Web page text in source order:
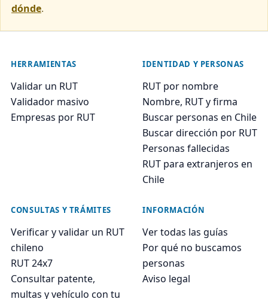
dónde.
HERRAMIENTAS
Validar un RUT
Validador masivo
Empresas por RUT
IDENTIDAD Y PERSONAS
RUT por nombre
Nombre, RUT y firma
Buscar personas en Chile
Buscar dirección por RUT
Personas fallecidas
RUT para extranjeros en
Chile
CONSULTAS Y TRÁMITES
Verificar y validar un RUT
chileno
RUT 24x7
Consultar patente,
multas y vehículo con tu
INFORMACIÓN
Ver todas las guías
Por qué no buscamos
personas
Aviso legal